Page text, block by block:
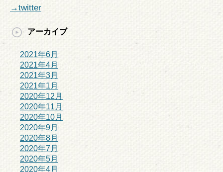
→twitter
アーカイブ
2021年6月
2021年4月
2021年3月
2021年1月
2020年12月
2020年11月
2020年10月
2020年9月
2020年8月
2020年7月
2020年5月
2020年4月